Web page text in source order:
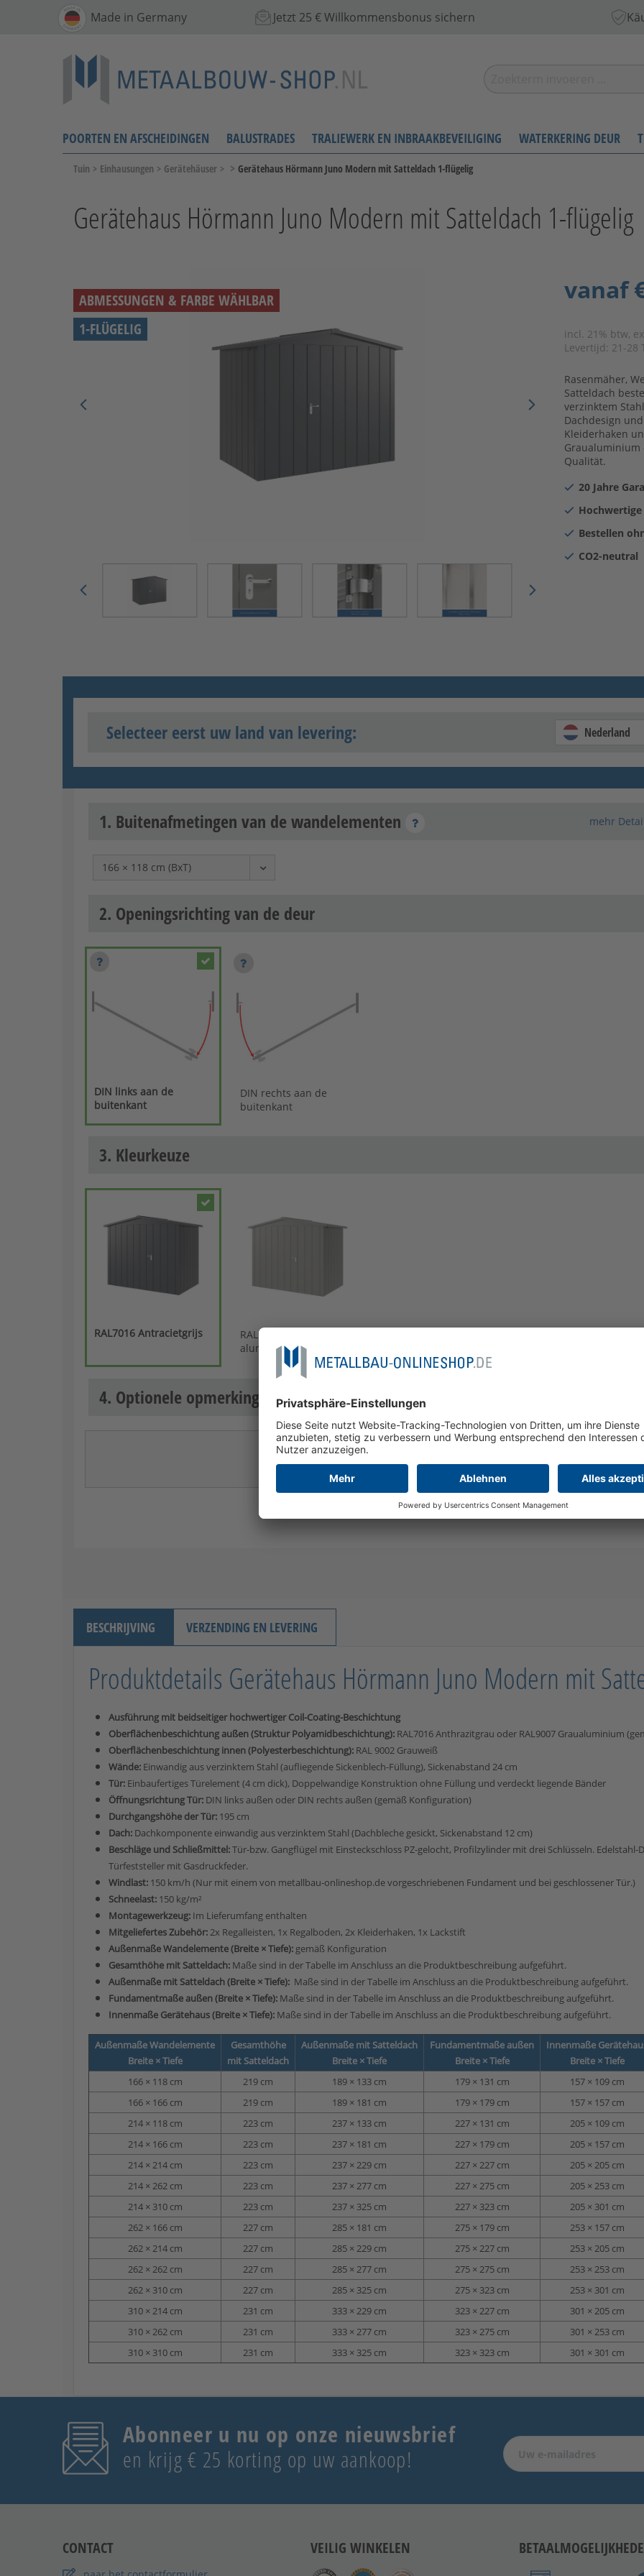
Made in Germany Jetzt 25 € Willkommensbonus sichern
POORTEN EN AFSCHEIDINGEN BALUSTRADES TRALIEWERK EN INBRAAKBEVEILIGING WATERKERING DEUR
Tuin > Einhausungen > Gerätehäuser > > Gerätehaus Hörmann Juno Modern mit Satteldach 1-flügelig
Gerätehaus Hörmann Juno Modern mit Satteldach 1-flügelig
ABMESSUNGEN & FARBE WÄHLBAR
1-FLÜGELIG
vanaf
incl. 21% btw,
Levertijd: 21-28
Rasenmäher,
Satteldach
verzinktem
Dachdesign
Kleiderhaken
Graualuminium
Qualität.
20 Jahre
Bestellen
CO2-neutral
Selecteer eerst uw land van levering: Nederland
1. Buitenafmetingen van de wandelementen mehr
2. Openingsrichting van de deur
DIN links aan de
buitenkant
DIN rechts aan de
buitenkant
3. Kleurkeuze
RAL7016 Antracietgrijs
RAL9007 Grijs
aluminium
4. Optionele opmerkingen
BESCHRIJVING VERZENDING EN LEVERING
Produktdetails Gerätehaus Hörmann Juno Modern mit
Ausführung mit beidseitiger hochwertiger Coil-Coating-Beschichtung
Oberflächenbeschichtung außen (Struktur Polyamidbeschichtung): RAL7016 Anthrazitgrau oder RAL9007 Graualuminium
Oberflächenbeschichtung innen (Polyesterbeschichtung): RAL 9002 Grauweiß
Wände: Einwandig aus verzinktem Stahl (aufliegende Sickenblech-Füllung), Sickenabstand 24 cm
Tür: Einbaufertiges Türelement (4 cm dick), Doppelwandige Konstruktion ohne Füllung und verdeckt liegende Bänder
Öffnungsrichtung Tür: DIN links außen oder DIN rechts außen (gemäß Konfiguration)
Durchgangshöhe der Tür: 195 cm
Dach: Dachkomponente einwandig aus verzinktem Stahl (Dachbleche gesickt, Sickenabstand 12 cm)
Beschläge und Schließmittel:Tür-bzw. Gangflügel mit Einsteckschloss PZ-gelocht, Profilzylinder mit drei Schlüsseln.
Türfeststeller mit Gasdruckfeder.
Windlast: 150 km/h (Nur mit einem von metallbau-onlineshop.de vorgeschriebenen Fundament und bei geschlossener Tür.)
Schneelast: 150 kg/m²
Montagewerkzeug: Im Lieferumfang enthalten
Mitgeliefertes Zubehör:2x Regalleisten, 1x Regalboden, 2x Kleiderhaken, 1x Lackstift
Außenmaße Wandelemente (Breite × Tiefe): gemäß Konfiguration
Gesamthöhe mit Satteldach: Maße sind in der Tabelle im Anschluss an die Produktbeschreibung aufgeführt.
Außenmaße mit Satteldach (Breite × Tiefe): Maße sind in der Tabelle im Anschluss an die Produktbeschreibung aufgeführt.
Fundamentmaße außen (Breite × Tiefe): Maße sind in der Tabelle im Anschluss an die Produktbeschreibung aufgeführt.
Innenmaße Gerätehaus (Breite × Tiefe): Maße sind in der Tabelle im Anschluss an die Produktbeschreibung aufgeführt.
Außenmaße Wandelemente
Breite × Tiefe
Gesamthöhe
mit Satteldach
Außenmaße mit Satteldach
Breite × Tiefe
Fundamentmaße außen
Breite × Tiefe
Innenmaße
Breite × Tiefe
166 × 118 cm
219 cm 189 × 133 cm 179 × 131 cm
157 × 109 cm
166 × 166 cm
219 cm 189 × 181 cm 179 × 179 cm
157 × 157 cm
214 × 118 cm
223 cm 237 × 133 cm 227 × 131 cm
205 × 109 cm
214 × 166 cm
223 cm 237 × 181 cm 227 × 179 cm
205 × 157 cm
214 × 214 cm
223 cm 237 × 229 cm 227 × 227 cm
205 × 205 cm
214 × 262 cm
223 cm 237 × 277 cm 227 × 275 cm
205 × 253 cm
214 × 310 cm
223 cm 237 × 325 cm 227 × 323 cm
205 × 301 cm
262 × 166 cm
227 cm 285 × 181 cm 275 × 179 cm
253 × 157 cm
262 × 214 cm
227 cm 285 × 229 cm 275 × 227 cm
253 × 205 cm
262 × 262 cm
227 cm 285 × 277 cm 275 × 275 cm
253 × 253 cm
262 × 310 cm
227 cm 285 × 325 cm 275 × 323 cm
253 × 301 cm
310 × 214 cm
231 cm 333 × 229 cm 323 × 227 cm
301 × 205 cm
310 × 262 cm
231 cm 333 × 277 cm 323 × 275 cm
301 × 253 cm
310 × 310 cm
231 cm 333 × 325 cm 323 × 323 cm 301 × 301 cm
Abonneer u nu op onze nieuwsbrief
en krijg € 25 korting op uw aankoop!
CONTACT VEILIG WINKELEN